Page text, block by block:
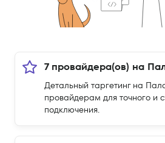
7 провайдера(ов) на
Детальный таргетинг на
провайдерам для точного и
подключения.